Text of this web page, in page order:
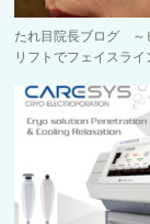
たれ目院長ブログ ～
リフトでフェイスラ